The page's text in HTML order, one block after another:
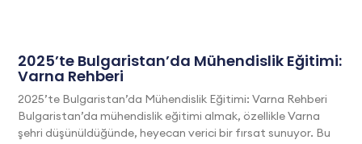
2025’te Bulgaristan’da Mühendislik Eğitimi:
Varna Rehberi
2025’te Bulgaristan’da Mühendislik Eğitimi: Varna Rehberi
Bulgaristan’da mühendislik eğitimi almak, özellikle Varna
şehri düşünüldüğünde, heyecan verici bir fırsat sunuyor. Bu